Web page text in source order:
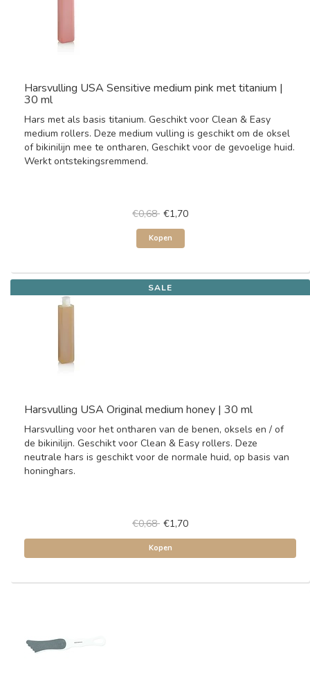
Harsvulling USA Sensitive medium pink met titanium |
30 ml
Hars met als basis titanium. Geschikt voor Clean & Easy
medium rollers. Deze medium vulling is geschikt om de oksel
of bikinilijn mee te ontharen, Geschikt voor de gevoelige huid.
Werkt ontstekingsremmend.
€0,68 €1,70
Kopen
SALE
Harsvulling USA Original medium honey | 30 ml
Harsvulling voor het ontharen van de benen, oksels en / of
de bikinilijn. Geschikt voor Clean & Easy rollers. Deze
neutrale hars is geschikt voor de normale huid, op basis van
honinghars.
€0,68 €1,70
Kopen